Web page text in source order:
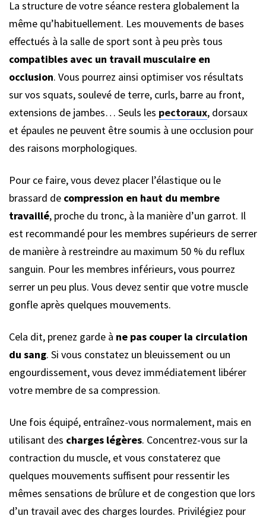
La structure de votre séance restera globalement la
même qu’habituellement. Les mouvements de bases
effectués à la salle de sport sont à peu près tous
compatibles avec un travail musculaire en
occlusion. Vous pourrez ainsi optimiser vos résultats
sur vos squats, soulevé de terre, curls, barre au front,
extensions de jambes… Seuls les pectoraux, dorsaux
et épaules ne peuvent être soumis à une occlusion pour
des raisons morphologiques.
Pour ce faire, vous devez placer l’élastique ou le
brassard de compression en haut du membre
travaillé, proche du tronc, à la manière d’un garrot. Il
est recommandé pour les membres supérieurs de serrer
de manière à restreindre au maximum 50 % du reflux
sanguin. Pour les membres inférieurs, vous pourrez
serrer un peu plus. Vous devez sentir que votre muscle
gonfle après quelques mouvements.
Cela dit, prenez garde à ne pas couper la circulation
du sang. Si vous constatez un bleuissement ou un
engourdissement, vous devez immédiatement libérer
votre membre de sa compression.
Une fois équipé, entraînez-vous normalement, mais en
utilisant des charges légères. Concentrez-vous sur la
contraction du muscle, et vous constaterez que
quelques mouvements suffisent pour ressentir les
mêmes sensations de brûlure et de congestion que lors
d’un travail avec des charges lourdes. Privilégiez pour